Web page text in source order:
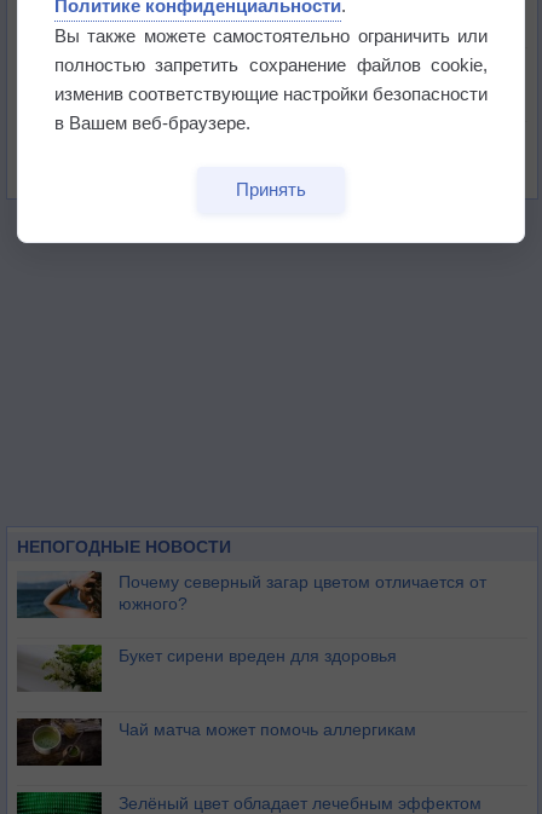
В Приморье обнаружены морские волны тепла
Изменение климата повлияло на ареал обитания
НЕПОГОДНЫЕ НОВОСТИ
Почему северный загар цветом отличается от
южного?
Букет сирени вреден для здоровья
Чай матча может помочь аллергикам
Зелёный цвет обладает лечебным эффектом
Политике конфиденциальности.
Вы также можете самостоятельно ограничить или
полностью запретить сохранение файлов cookie,
изменив соответствующие настройки безопасности
в Вашем веб-браузере.
Принять